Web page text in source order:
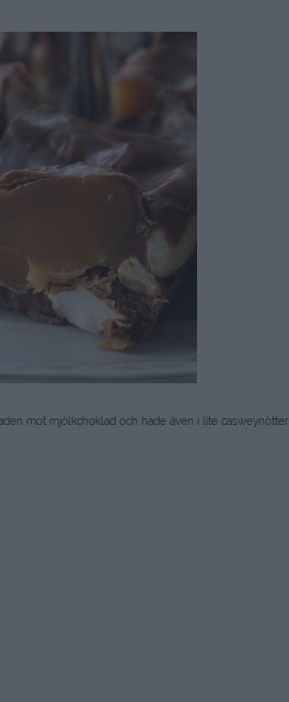
mot mjölkchoklad och hade även i lite casweynötter.